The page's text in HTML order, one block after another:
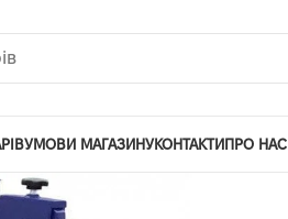
УМОВИ МАГАЗИНУКОНТАКТИПРО НАС